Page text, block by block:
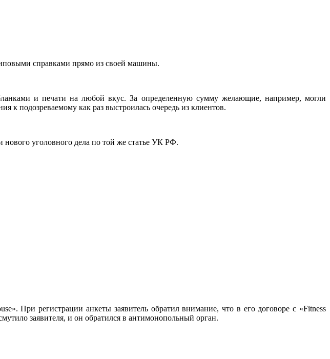
справками прямо из своей машины.
и печати на любой вкус. За определенную сумму желающие, например, могли
к подозреваемому как раз выстроилась очередь из клиентов.
уголовного дела по той же статье УК РФ.
При регистрации анкеты заявитель обратил внимание, что в его договоре с «Fitness
заявителя, и он обратился в антимонопольный орган.